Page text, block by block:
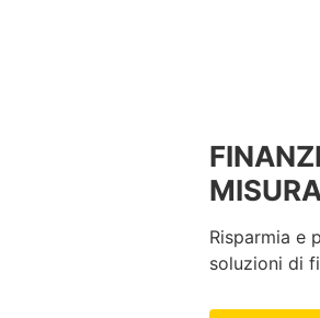
Risparmia e
soluzioni di